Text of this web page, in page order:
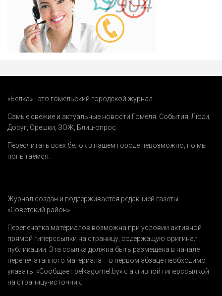
«Белка» - это гомельский городской журнал.
Самые свежие и актуальные новости Гомеля. События Люди
Досуг Орешки ЗОЖ Блиц-опрос
Пересчитать всех белок в нашем городе невозможно, но мы
попытаемся.
Журнал создан и поддерживается редакцией газеты
«Советский район».
Перепечатка материалов возможна при условии активной
прямой гиперссылки на страницу, содержащую оригинал
публикации. Эта ссылка должна быть размещена в начале
перепечатанного материала – в первом абзаце необходимо
указать: «Сообщает belkagomel.by» с активной гиперссылкой
на страницу-источник.